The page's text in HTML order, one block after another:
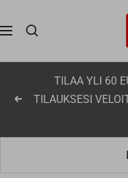
sisältöön
Navigaatio
Edellinen
TILAA
SÄÄSTÄ